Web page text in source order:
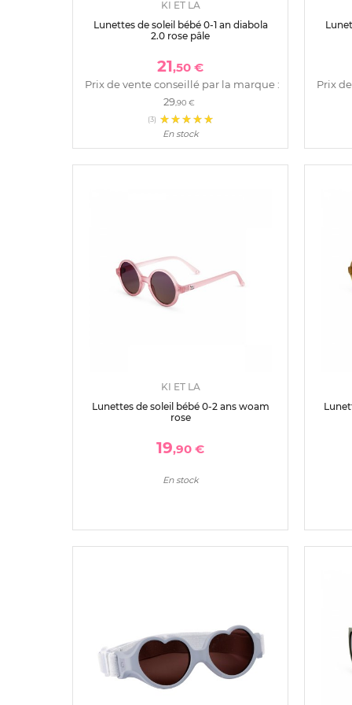
KI ET LA
Lunettes de soleil bébé 0-1 an diabola
2.0 rose pâle
21,50 €
Prix de vente conseillé par la marque :
29,90 €
(3)
En stock
Prix
KI ET LA
Lunettes de soleil bébé 0-2 ans woam
rose
19,90 €
En stock